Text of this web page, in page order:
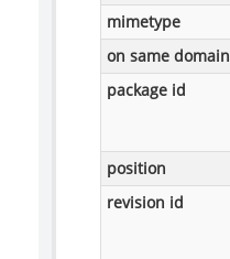
mimetype
on same domain
package id
position
revision id